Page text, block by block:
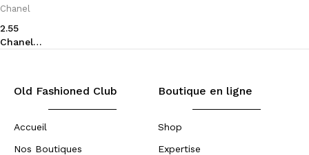
Chanel
2.55
Chanel
Old Fashioned Club
Accueil
Nos Boutiques
Boutique en ligne
Shop
Expertise